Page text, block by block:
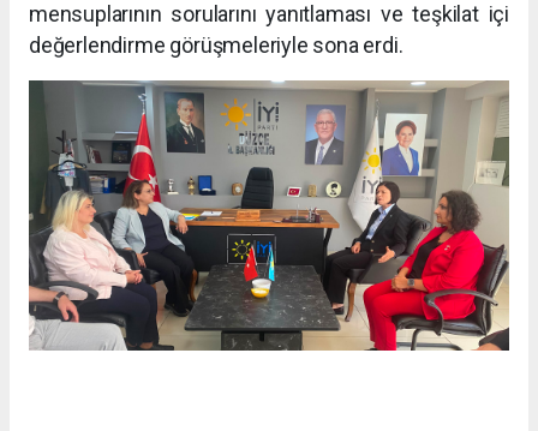
mensuplarının sorularını yanıtlaması ve teşkilat içi
değerlendirme görüşmeleriyle sona erdi.